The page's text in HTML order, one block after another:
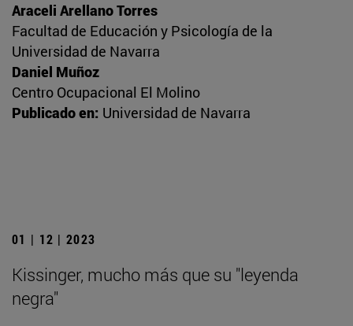
Araceli Arellano Torres
Facultad de Educación y Psicología de la
Universidad de Navarra
Daniel Muñoz
Centro Ocupacional El Molino
Publicado en: Universidad de Navarra
01 | 12 | 2023
Kissinger, mucho más que su "leyenda
negra"